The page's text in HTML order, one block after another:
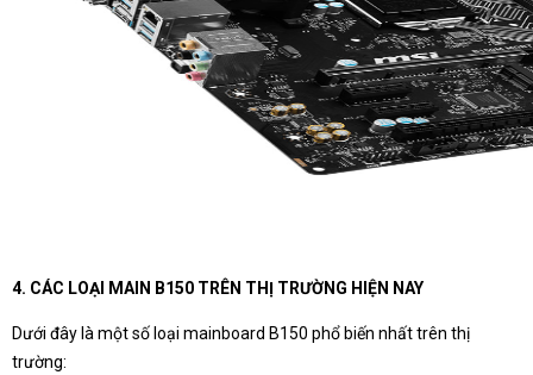
4. CÁC LOẠI MAIN B150 TRÊN THỊ TRƯỜNG HIỆN NAY
Dưới đây là một số loại mainboard B150 phổ biến nhất trên thị
trường: